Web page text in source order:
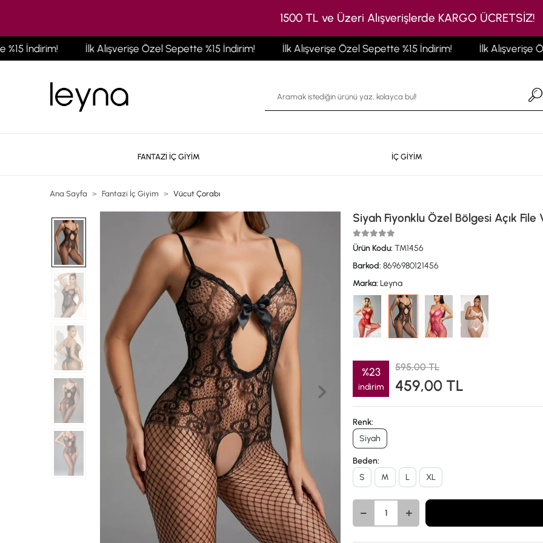
1500 TL ve Üzeri Alışverişlerde KARGO ÜCRETSİZ!
İndirim! İlk Alışverişe Özel Sepette %15 İndirim! İlk Alışverişe Özel Sepette %15 İndirim! İlk Alışverişe
FANTAZİ İÇ GİYİM İÇ GİYİM
Ana Sayfa Fantazi İç Giyim Vücut Çorabı
Siyah Fiyonklu Özel Bölgesi Açık File
Ürün Kodu: TM1456
Barkod: 8696980121456
Marka: Leyna
%23
indirim
595,00 TL
459,00 TL
Renk:
Siyah
Beden:
S
M L XL